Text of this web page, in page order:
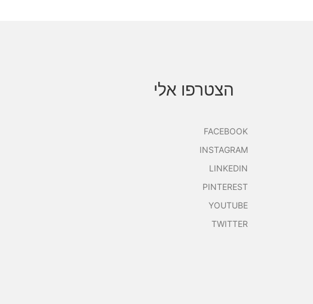
הצטרפו אלי
FACEBOOK
INSTAGRAM
LINKEDIN
PINTEREST
YOUTUBE
TWITTER